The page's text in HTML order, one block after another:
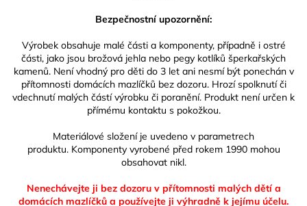
Bezpečnostní upozornění:
Výrobek obsahuje malé části a komponenty, případně i ostré
části, jako jsou brožová jehla nebo pegy kotlíků šperkařských
kamenů. Není vhodný pro děti do 3 let ani nesmí být ponechán v
přítomnosti domácích mazlíčků bez dozoru. Hrozí spolknutí či
vdechnutí malých částí výrobku či poranění. Produkt není určen k
přímému kontaktu s pokožkou.
Materiálové složení je uvedeno v parametrech
produktu. Komponenty vyrobené před rokem 1990 mohou
obsahovat nikl.
Nenechávejte ji bez dozoru v přítomnosti malých dětí a
domácích mazlíčků a používejte ji výhradně k jejímu účelu.